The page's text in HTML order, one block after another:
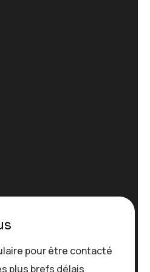
pour être contacté
plus brefs délais